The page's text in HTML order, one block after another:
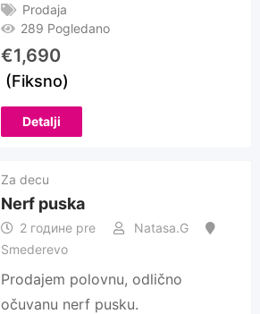
Prodaja
289 Pogledano
€1,690
(Fiksno)
Detalji
Za decu
Nerf puska
2 године pre
Natasa.G
Smederevo
Prodajem polovnu, odlično
očuvanu nerf pusku.